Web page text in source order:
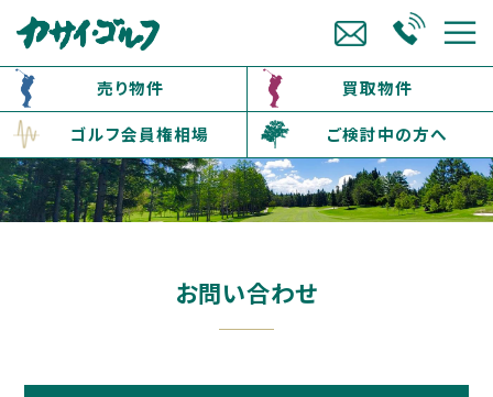
売り物件
買取物件
ゴルフ会員権相場
ご検討中の方へ
お問い合わせ